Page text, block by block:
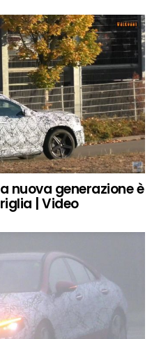
nuova generazione è
| Video